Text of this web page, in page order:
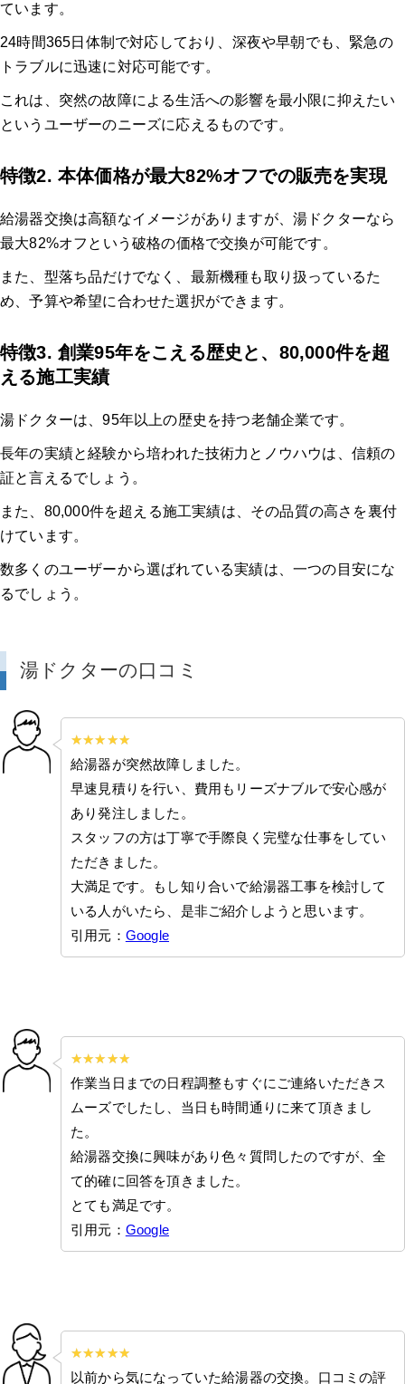
ています。
24時間365日体制で対応しており、深夜や早朝でも、緊急の
トラブルに迅速に対応可能です。
これは、突然の故障による生活への影響を最小限に抑えたい
というユーザーのニーズに応えるものです。
特徴2. 本体価格が最大82%オフでの販売を実現
給湯器交換は高額なイメージがありますが、湯ドクターなら
最大82%オフという破格の価格で交換が可能です。
また、型落ち品だけでなく、最新機種も取り扱っているた
め、予算や希望に合わせた選択ができます。
特徴3. 創業95年をこえる歴史と、80,000件を超
える施工実績
湯ドクターは、95年以上の歴史を持つ老舗企業です。
長年の実績と経験から培われた技術力とノウハウは、信頼の
証と言えるでしょう。
また、80,000件を超える施工実績は、その品質の高さを裏付
けています。
数多くのユーザーから選ばれている実績は、一つの目安にな
るでしょう。
湯ドクターの口コミ
給湯器が突然故障しました。
早速見積りを行い、費用もリーズナブルで安心感が
あり発注しました。
スタッフの方は丁寧で手際良く完璧な仕事をしてい
ただきました。
大満足です。もし知り合いで給湯器工事を検討して
いる人がいたら、是非ご紹介しようと思います。
引用元： Google
作業当日までの日程調整もすぐにご連絡いただきス
ムーズでしたし、当日も時間通りに来て頂きまし
た。
給湯器交換に興味があり色々質問したのですが、全
て的確に回答を頂きました。
とても満足です。
引用元： Google
以前から気になっていた給湯器の交換。口コミの評